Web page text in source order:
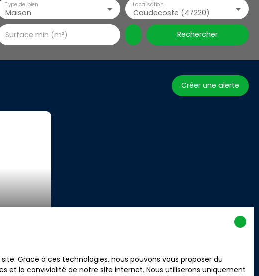
Maison
Type de bien
Caudecoste (47220)
Localisation
Surface min (m²) Rechercher
Créer une alerte
Grace à ces technologies, nous pouvons vous proposer du
et la convivialité de notre site internet. Nous utiliserons uniquement